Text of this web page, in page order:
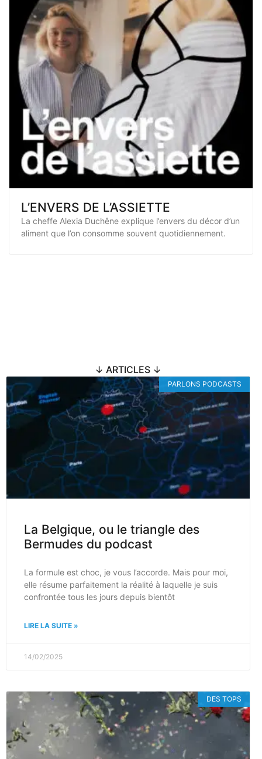
L’ENVERS DE L’ASSIETTE
La cheffe Alexia Duchêne explique l’envers du décor d’un
aliment que l’on consomme souvent quotidiennement.
↓ ARTICLES ↓
PARLONS PODCASTS
La Belgique, ou le triangle des
Bermudes du podcast
La formule est choc, je vous l’accorde. Mais pour moi,
elle résume parfaitement la réalité à laquelle je suis
confrontée tous les jours depuis bientôt
LIRE LA SUITE »
14/02/2025
DES TOPS